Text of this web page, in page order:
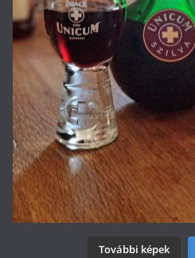
További képek